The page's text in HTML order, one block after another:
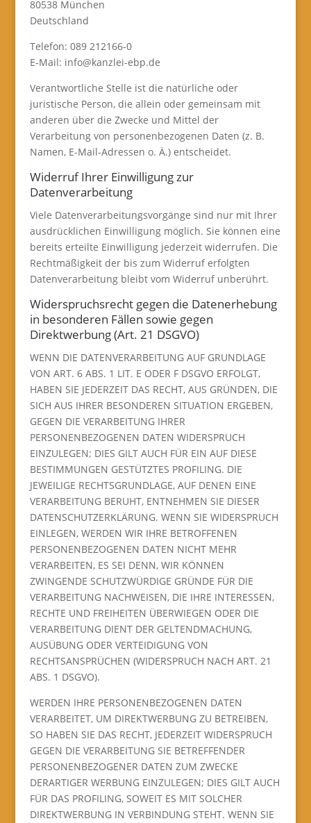
80538 München
Deutschland
Telefon: 089 212166-0
E-Mail: info@kanzlei-ebp.de
Verantwortliche Stelle ist die natürliche oder
juristische Person, die allein oder gemeinsam mit
anderen über die Zwecke und Mittel der
Verarbeitung von personenbezogenen Daten (z. B.
Namen, E-Mail-Adressen o. Ä.) entscheidet.
Widerruf Ihrer Einwilligung zur
Datenverarbeitung
Viele Datenverarbeitungsvorgänge sind nur mit Ihrer
ausdrücklichen Einwilligung möglich. Sie können eine
bereits erteilte Einwilligung jederzeit widerrufen. Die
Rechtmäßigkeit der bis zum Widerruf erfolgten
Datenverarbeitung bleibt vom Widerruf unberührt.
Widerspruchsrecht gegen die Datenerhebung
in besonderen Fällen sowie gegen
Direktwerbung (Art. 21 DSGVO)
WENN DIE DATENVERARBEITUNG AUF GRUNDLAGE
VON ART. 6 ABS. 1 LIT. E ODER F DSGVO ERFOLGT,
HABEN SIE JEDERZEIT DAS RECHT, AUS GRÜNDEN, DIE
SICH AUS IHRER BESONDEREN SITUATION ERGEBEN,
GEGEN DIE VERARBEITUNG IHRER
PERSONENBEZOGENEN DATEN WIDERSPRUCH
EINZULEGEN; DIES GILT AUCH FÜR EIN AUF DIESE
BESTIMMUNGEN GESTÜTZTES PROFILING. DIE
JEWEILIGE RECHTSGRUNDLAGE, AUF DENEN EINE
VERARBEITUNG BERUHT, ENTNEHMEN SIE DIESER
DATENSCHUTZERKLÄRUNG. WENN SIE WIDERSPRUCH
EINLEGEN, WERDEN WIR IHRE BETROFFENEN
PERSONENBEZOGENEN DATEN NICHT MEHR
VERARBEITEN, ES SEI DENN, WIR KÖNNEN
ZWINGENDE SCHUTZWÜRDIGE GRÜNDE FÜR DIE
VERARBEITUNG NACHWEISEN, DIE IHRE INTERESSEN,
RECHTE UND FREIHEITEN ÜBERWIEGEN ODER DIE
VERARBEITUNG DIENT DER GELTENDMACHUNG,
AUSÜBUNG ODER VERTEIDIGUNG VON
RECHTSANSPRÜCHEN (WIDERSPRUCH NACH ART. 21
ABS. 1 DSGVO).
WERDEN IHRE PERSONENBEZOGENEN DATEN
VERARBEITET, UM DIREKTWERBUNG ZU BETREIBEN,
SO HABEN SIE DAS RECHT, JEDERZEIT WIDERSPRUCH
GEGEN DIE VERARBEITUNG SIE BETREFFENDER
PERSONENBEZOGENER DATEN ZUM ZWECKE
DERARTIGER WERBUNG EINZULEGEN; DIES GILT AUCH
FÜR DAS PROFILING, SOWEIT ES MIT SOLCHER
DIREKTWERBUNG IN VERBINDUNG STEHT. WENN SIE